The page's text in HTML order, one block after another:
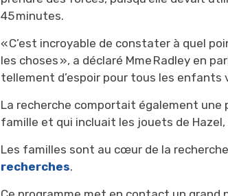
45 minutes.
« C’est incroyable de constater à quel
les choses », a déclaré Mme Radley en
tellement d’espoir pour tous les enfants
La recherche comportait également une
famille et qui incluait les jouets de
Les familles sont au cœur de la recherche
recherches.